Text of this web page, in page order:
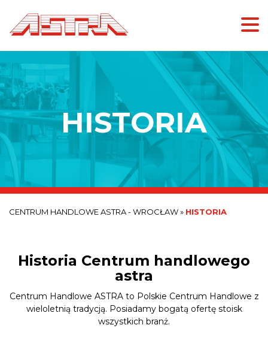
HISTORIA
CENTRUM HANDLOWE ASTRA - WROCŁAW» HISTORIA
Historia Centrum handlowego
astra
Centrum Handlowe ASTRA to Polskie Centrum Handlowe z
wieloletnią tradycją. Posiadamy bogatą ofertę stoisk
wszystkich branż.